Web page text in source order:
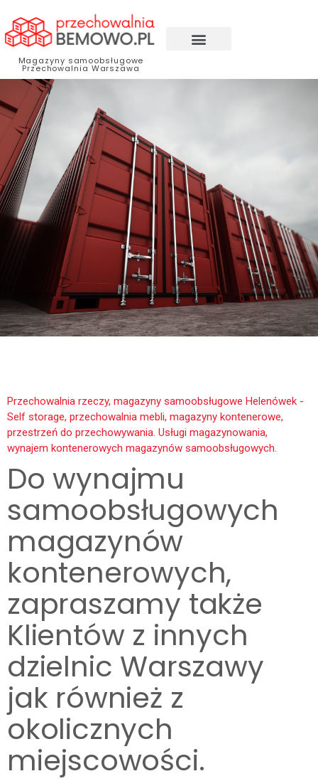
Magazyny samoobsługowe
Przechowalnia Warszawa
Przechowalnia rzeczy, magazyny samoobsługowe Helenówek -
Self storage, przechowalnia mebli, magazyny kontenerowe,
przestrzeń do przechowywania. Usługi magazynowania,
wynajem kontenerowych magazynów samoobsługowych.
Do wynajmu
samoobsługowych
magazynów
kontenerowych,
zapraszamy także
Klientów z innych
dzielnic Warszawy
jak również z
okolicznych
miejscowości.